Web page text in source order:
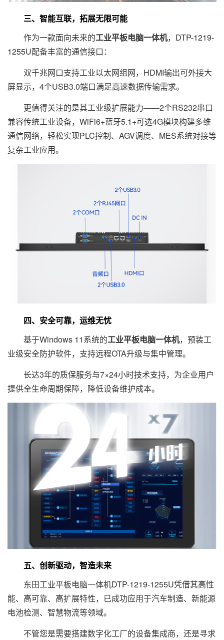
三、智能互联，拓展无限可能
作为一款面向未来的工业平板电脑一体机，DTP-1219-
1255U配备丰富的通信接口：
双千兆网口支持工业以太网组网，HDMI输出可外接大
屏显示，4个USB3.0端口满足高速数据传输需求。
更值得关注的是其工业级扩展能力——2个RS232串口
兼容传统工业设备，WiFi6+蓝牙5.1+可选4G模块构建多维
通信网络，轻松实现PLC控制、AGV调度、MES系统对接等
复杂工业应用。
四、安全可靠，运维无忧
基于Windows 11系统的工业平板电脑一体机，预装工
业级安全防护软件，支持远程OTA升级与集中管理。
长达3年的质保服务与7×24小时技术支持，为企业用户
提供全生命周期保障，降低设备维护成本。
五、创新驱动，智造未来
东田工业平板电脑一体机DTP-1219-1255U凭借其高性
能、高可靠、高扩展特性，已成功应用于汽车制造、新能源
电池检测、智慧物流等领域。
不管您是需要搭建数字化工厂的设备集成商，还是寻求